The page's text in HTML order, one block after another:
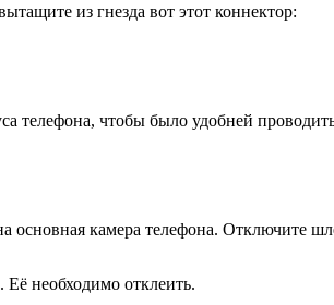
из гнезда вот этот коннектор:
телефона, чтобы было удобней
основная камера телефона. Отключите
необходимо отклеить.